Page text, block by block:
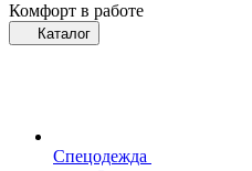
Комфорт в работе
Каталог
Спецодежда